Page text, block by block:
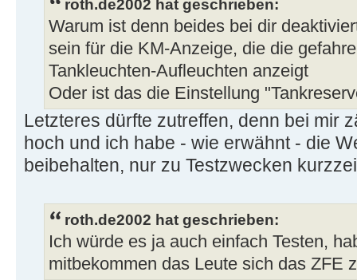
roth.de2002 hat geschrieben:
Warum ist denn beides bei dir
sein für die KM-Anzeige, die die
Tankleuchten-Aufleuchten anzeigt
Oder ist das die Einstellung
Letzteres dürfte zutreffen, denn bei mir
hoch und ich habe - wie erwähnt - die
beibehalten, nur zu Testzwecken
roth.de2002 hat geschrieben:
Ich würde es ja auch einfach Testen,
mitbekommen das Leute sich das ZFE